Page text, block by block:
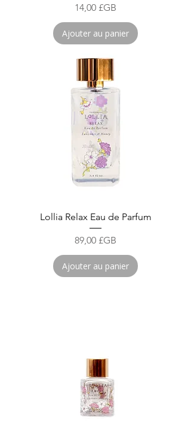
Prix
14,00 £GB
Ajouter au panier
Lollia Relax Eau de Parfum
Prix
89,00 £GB
Ajouter au panier